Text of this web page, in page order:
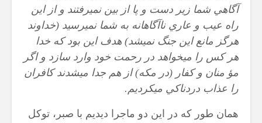
آگاهي شما زير دست و پا از بين نمي‏رفتند و از اين
راه عيب و عاري ناآگاهانه به شما نمي‏رسيد (خداوند
هرگز مانع اين جنگ نمي‏شد) هدف اين بود كه خدا
هر كس را مي‏خواهد در رحمت خود وارد سازد و اگر
مؤ منان و كفار (در مكه) از هم جدا مي‏شدند كافران
را عذاب دردناكي مي‏كرديم.
همان طور که در این دو ماجرا دیدیم با صبر، توکل